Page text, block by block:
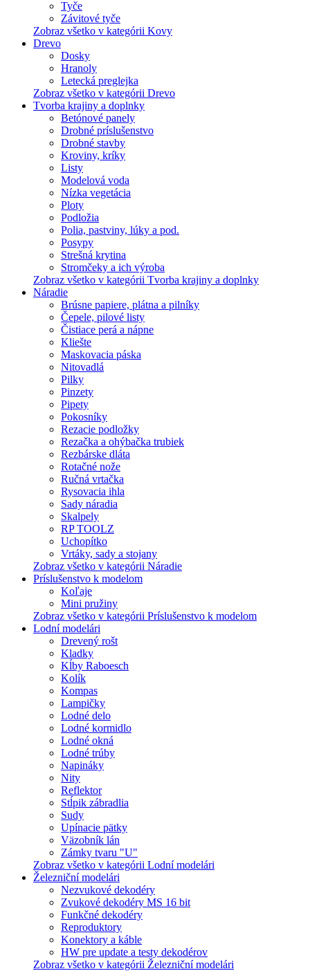
Tyče
Závitové tyče
Zobraz všetko v kategórii Kovy
Drevo
Dosky
Hranoly
Letecká preglejka
Zobraz všetko v kategórii Drevo
Tvorba krajiny a doplnky
Betónové panely
Drobné príslušenstvo
Drobné stavby
Kroviny, kríky
Listy
Modelová voda
Nízka vegetácia
Ploty
Podložia
Polia, pastviny, lúky a pod.
Posypy
Strešná krytina
Stromčeky a ich výroba
Zobraz všetko v kategórii Tvorba krajiny a doplnky
Náradie
Brúsne papiere, plátna a pilníky
Čepele, pilové listy
Čistiace perá a nápne
Kliešte
Maskovacia páska
Nitovadlá
Pilky
Pinzety
Pipety
Pokosníky
Rezacie podložky
Rezačka a ohýbačka trubiek
Rezbárske dláta
Rotačné nože
Ručná vrtačka
Rysovacia ihla
Sady náradia
Skalpely
RP TOOLZ
Uchopítko
Vrtáky, sady a stojany
Zobraz všetko v kategórii Náradie
Príslušenstvo k modelom
Koľaje
Mini pružiny
Zobraz všetko v kategórii Príslušenstvo k modelom
Lodní modelári
Drevený rošt
Kladky
Kĺby Raboesch
Kolík
Kompas
Lampičky
Lodné delo
Lodné kormidlo
Lodné okná
Lodné trúby
Napináky
Nity
Reflektor
Stĺpik zábradlia
Sudy
Upínacie pätky
Väzobník lán
Zámky tvaru "U"
Zobraz všetko v kategórii Lodní modelári
Železniční modelári
Nezvukové dekodéry
Zvukové dekodéry MS 16 bit
Funkčné dekodéry
Reproduktory
Konektory a káble
HW pre update a testy dekodérov
Zobraz všetko v kategórii Železniční modelári